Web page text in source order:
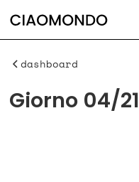
dashboard
Giorno 04/21